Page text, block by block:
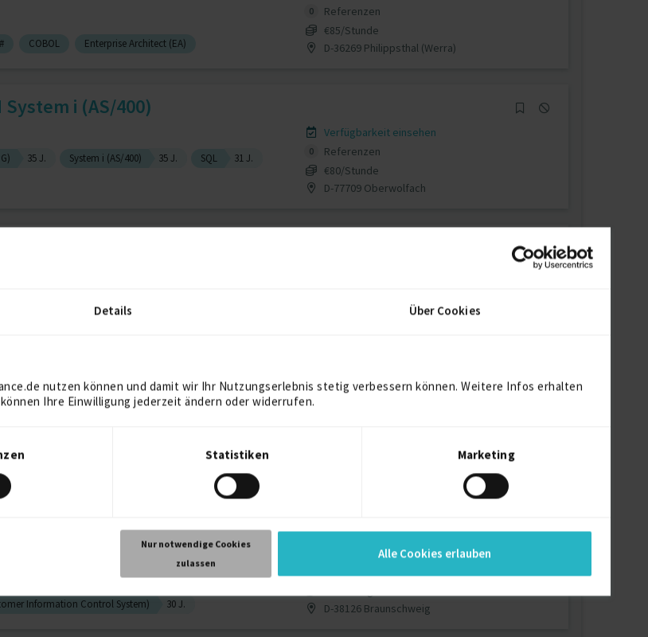
Details Über Cookies
nutzen können und damit wir Ihr Nutzungserlebnis stetig verbessern können. Weitere Infos erhalten
können Ihre Einwilligung jederzeit ändern oder widerrufen.
Statistiken Marketing
Nur notwendige Cookies
zulassen
Alle Cookies erlauben
COBOL Enterprise Architect (EA)
0
Referenzen
€85/Stunde
D-36269 Philippsthal (Werra)
i (AS/400)
35 J. System i (AS/400) 35 J. SQL
31 J.
Verfügbarkeit einsehen
0
Referenzen
€80/Stunde
D-77709 Oberwolfach
anwendung serve...
IBM WebSphere Application Server (WAS) 17 J.
Information Control System) 30 J.
Verfügbarkeit einsehen
D-38126 Braunschweig